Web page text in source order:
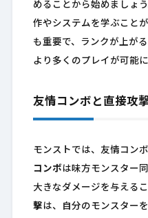
めることから始めましょ
作やシステムを学ぶこと
も重要で、ランクが上が
より多くのプレイが可能に
友情コンボと直接攻
モンストでは、友情コン
コンボは味方モンスター
大きなダメージを与える
撃は、自分のモンスター